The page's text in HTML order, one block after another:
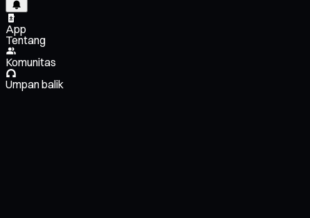
App
Tentang
Komunitas
Umpan balik